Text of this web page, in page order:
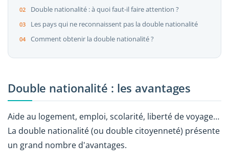
Double nationalité : à quoi faut-il faire attention ?
Les pays qui ne reconnaissent pas la double nationalité
Comment obtenir la double nationalité ?
Double nationalité : les avantages
Aide au logement, emploi, scolarité, liberté de voyage…
La double nationalité (ou double citoyenneté) présente
un grand nombre d'avantages.